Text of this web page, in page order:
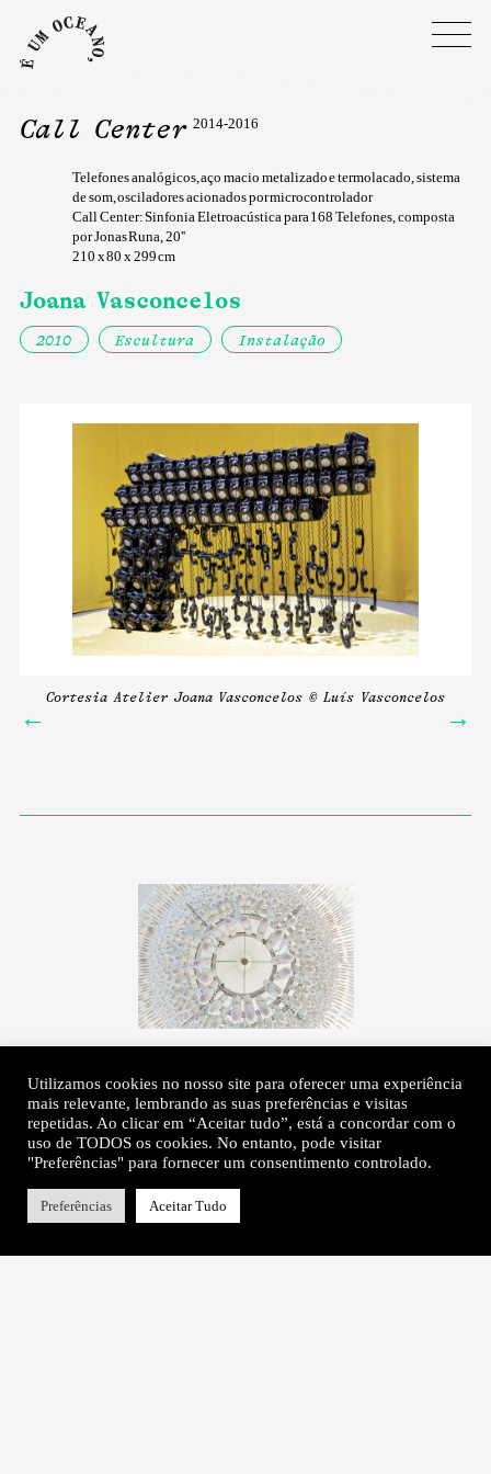
Call Center 2014-2016
Telefones analógicos, aço macio metalizado e termolacado, sistema
de som, osciladores acionados por microcontrolador
Call Center: Sinfonia Eletroacústica para 168 Telefones, composta
por Jonas Runa, 20''
210 x 80 x 299 cm
Joana Vasconcelos
2010 Escultura Instalação
Cortesia Atelier Joana Vasconcelos © Luís Vasconcelos
← →
Utilizamos cookies no nosso site para oferecer uma experiência
mais relevante, lembrando as suas preferências e visitas
repetidas. Ao clicar em “Aceitar tudo”, está a concordar com o
uso de TODOS os cookies. No entanto, pode visitar
"Preferências" para fornecer um consentimento controlado.
Preferências Aceitar Tudo